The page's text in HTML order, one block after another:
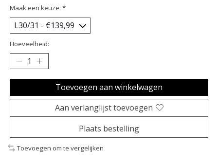
Maak een keuze: *
Hoeveelheid:
Toevoegen aan winkelwagen
Aan verlanglijst toevoegen
Plaats bestelling
Toevoegen om te vergelijken